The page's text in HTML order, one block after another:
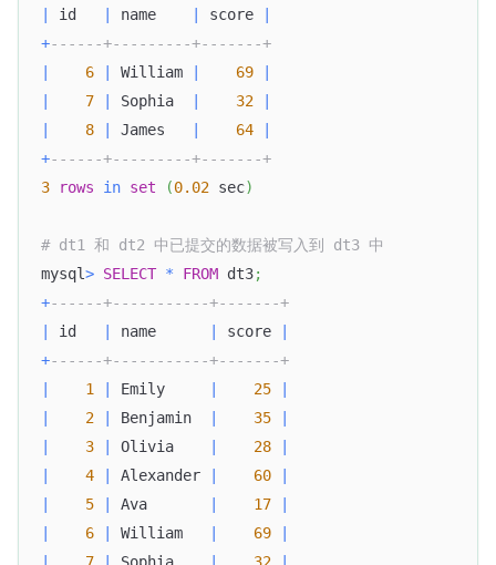
|
id | name | score
|
+------+---------+-------+
|
6 | William | 69
|
|
7 | Sophia | 32
|
|
8 | James | 64
|
+------+---------+-------+
3
rows in set (0.02 sec)
# dt1 和 dt2 中已提交的数据被写入到 dt3 中
mysql> SELECT * FROM dt3;
+------+-----------+-------+
|
id | name | score
|
+------+-----------+-------+
|
1 | Emily | 25
|
|
2 | Benjamin | 35
|
|
3 | Olivia | 28
|
|
4 | Alexander | 60
|
|
5 | Ava | 17
|
|
6 | William | 69
|
|
7 | Sophia | 32 |